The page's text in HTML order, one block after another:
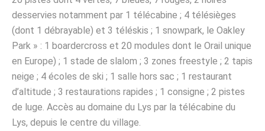
desservies notamment par 1 télécabine ; 4 télésièges
(dont 1 débrayable) et 3 téléskis ; 1 snowpark, le Oakley
Park » : 1 boardercross et 20 modules dont le Orail unique
en Europe) ; 1 stade de slalom ; 3 zones freestyle ; 2 tapis
neige ; 4 écoles de ski ; 1 salle hors sac ; 1 restaurant
d’altitude ; 3 restaurations rapides ; 1 consigne ; 2 pistes
de luge. Accès au domaine du Lys par la télécabine du
Lys, depuis le centre du village.